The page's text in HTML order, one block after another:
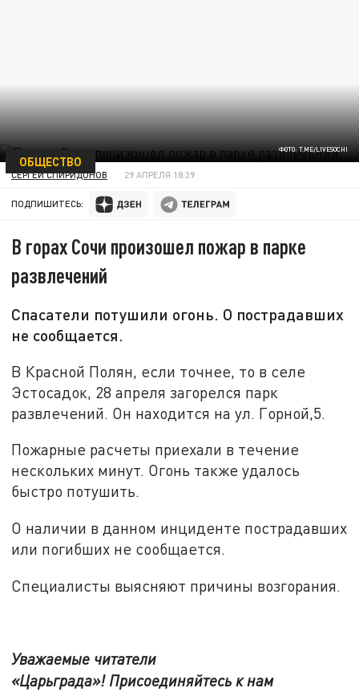
ФОТО: T.ME/LIVESOCHI
ОБЩЕСТВО
СЕРГЕЙ СПИРИДОНОВ 29 АПРЕЛЯ 18:39
ПОДПИШИТЕСЬ:
В горах Сочи произошел пожар в парке
развлечений
Спасатели потушили огонь. О пострадавших
не сообщается.
В Красной Полян, если точнее, то в селе
Эстосадок, 28 апреля загорелся парк
развлечений. Он находится на ул. Горной,5.
Пожарные расчеты приехали в течение
нескольких минут. Огонь также удалось
быстро потушить.
О наличии в данном инциденте пострадавших
или погибших не сообщается.
Специалисты выясняют причины возгорания.
Уважаемые читатели
«Царьграда»! Присоединяйтесь к нам